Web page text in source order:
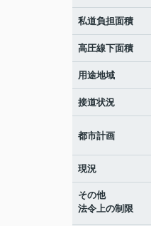
私道負担面積
高圧線下面積
用途地域
接道状況
都市計画
現況
その他
法令上の制限